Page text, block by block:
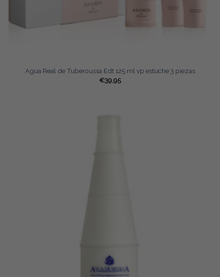
Agua Real de Tuberoussa Edt 125 ml vp estuche 3 piezas
€39,95